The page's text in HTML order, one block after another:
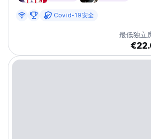
Covid-19安全
最低独立